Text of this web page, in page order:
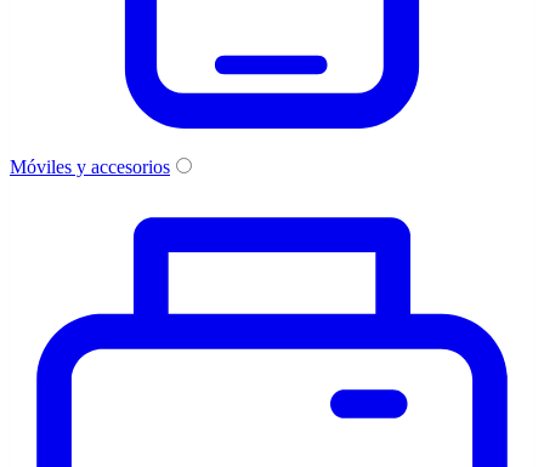
Móviles y accesorios